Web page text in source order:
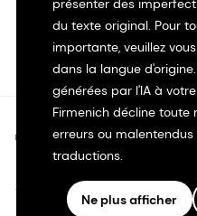
présenter des
du texte original. Pour
importante, veuillez
dans la langue
générées par l'IA à
Firmenich décline
erreurs ou
traductions.
Ne plus afficher
©2026 dsm-firmenich.
Avis de confidentialité